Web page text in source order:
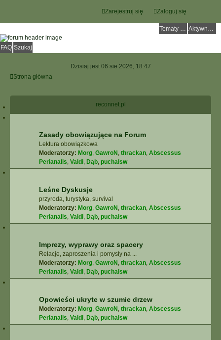
Zaloguj się
Zarejestruj się
Tematy bez odpowiedzi Aktywne tematy
FAQ Szukaj
Dzisiaj jest 06 sie 2026, 18:47
Strona główna
reconnet.pl
Zasady obowiązujące na Forum
Lektura obowiązkowa
Moderatorzy: Morg, GawroN , thrackan, Abscessus
Perianalis, Valdi, Dąb, puchalsw
Leśne Dyskusje
przyroda, turystyka, survival
Moderatorzy: Morg, GawroN , thrackan, Abscessus
Perianalis, Valdi, Dąb, puchalsw
Imprezy, wyprawy oraz spacery
Relacje, zaproszenia i pomysły na ...
Moderatorzy: Morg, GawroN , thrackan, Abscessus
Perianalis, Valdi, Dąb, puchalsw
Opowieści ukryte w szumie drzew
Moderatorzy: Morg, GawroN , thrackan, Abscessus
Perianalis, Valdi, Dąb, puchalsw